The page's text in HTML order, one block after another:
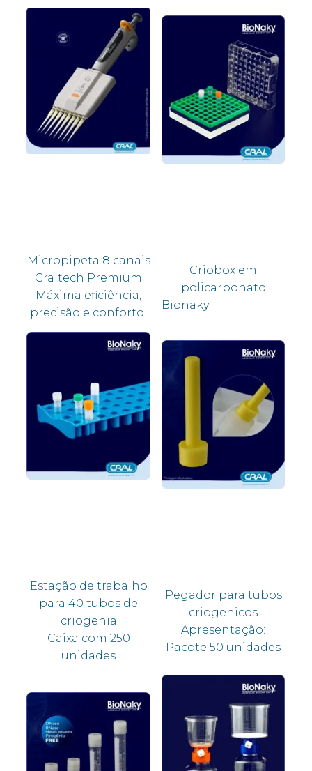
Micropipeta 8 canais
Craltech Premium
Máxima eficiência,
precisão e conforto!
Criobox em
policarbonato
Bionaky
Estação de trabalho
para 40 tubos de
criogenia
Caixa com 250
unidades
Pegador para tubos
criogenicos
Apresentação:
Pacote 50 unidades